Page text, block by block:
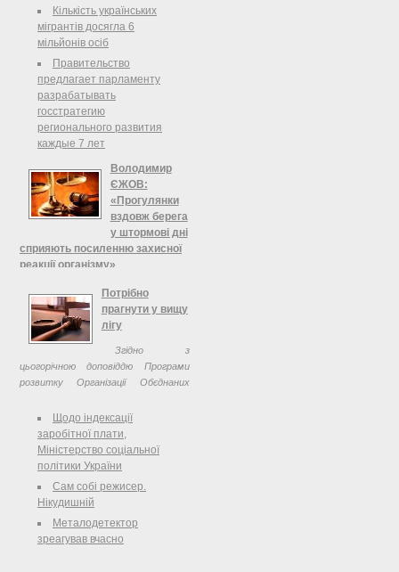
Кількість українських
мігрантів досягла 6
мільйонів осіб
Правительство
предлагает парламенту
разрабатывать
госстратегию
регионального развития
каждые 7 лет
Володимир
ЄЖОВ:
«Прогулянки
вздовж берега
у штормові дні
сприяють посиленню захисної
реакції організму»
Так склалось, що майже 80%
українців місцем своєї відпустки
обирають Крим. Адже саме тут
гармонійно поєдналися море, ліс,
гори, степ. Це дає змогу наситити
змучений організм здоровям. Але, як
...
Потрібно
прагнути у вищу
лігу
Згідно з
цьогорічною доповіддю Програми
розвитку Організації Обєднаних
(ІЛР) України в 2012 році становить
0,740. Це дало змогу нашій країні
посісти 78 позицію ...
Щодо індексації
заробітної плати,
Міністерство соціальної
політики України
Сам собі режисер.
Нікудишній
Металодетектор
зреагував вчасно